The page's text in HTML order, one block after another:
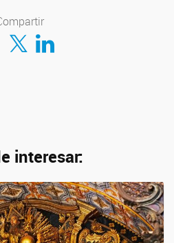
en Facebook
Compartir en TwitterCompartir en LinkedIn
interesar: